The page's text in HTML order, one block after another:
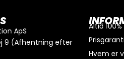
ApS
9 (Afhentning efter
Altid
Prisgaranti
Hvem er